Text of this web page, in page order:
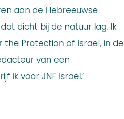
aan de Hebreeuwse
dicht bij de natuur lag. Ik
the Protection of Israel, in de
van een
ik voor JNF Israël.’